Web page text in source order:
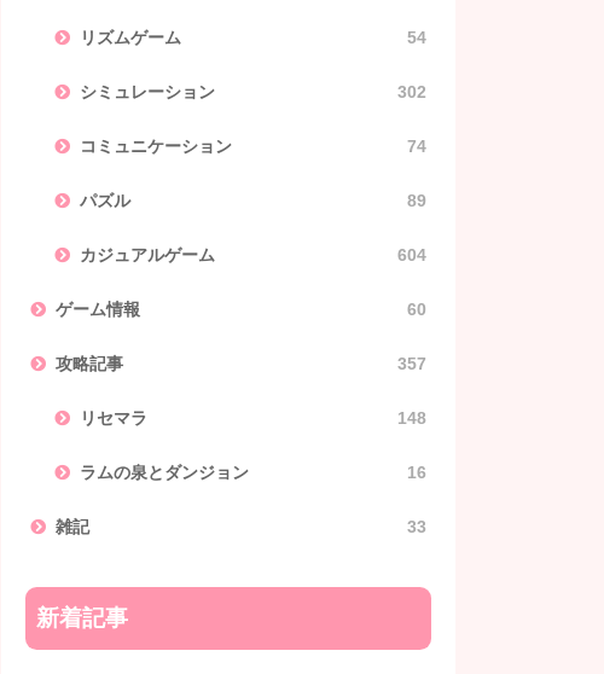
リズムゲーム 54
シミュレーション 302
コミュニケーション 74
パズル 89
カジュアルゲーム 604
ゲーム情報 60
攻略記事 357
リセマラ 148
ラムの泉とダンジョン 16
雑記 33
新着記事